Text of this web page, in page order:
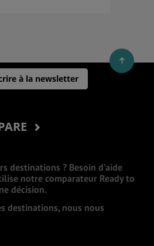
à la newsletter
destinations ? Besoin d’aide
notre comparateur Ready to
décision.
destinations, nous nous